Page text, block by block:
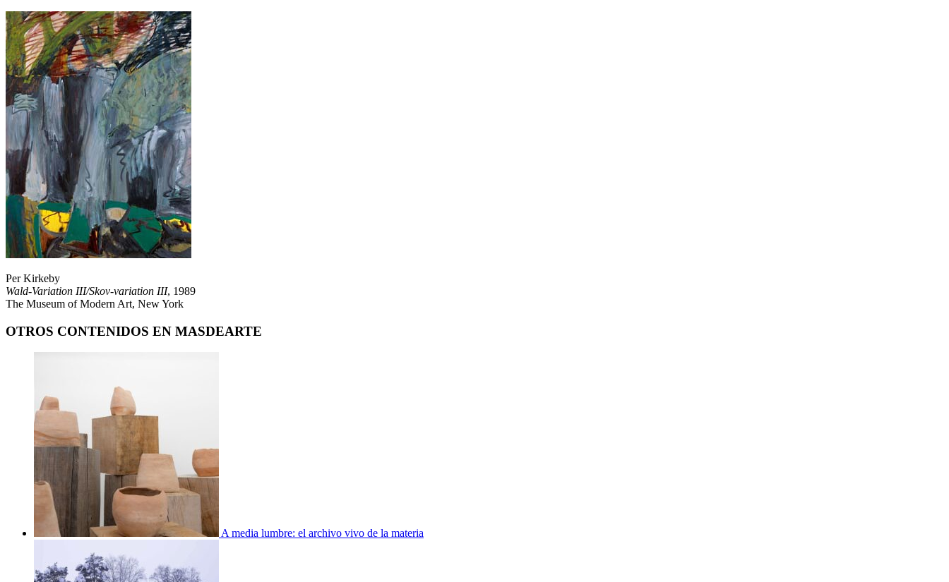
Per Kirkeby
Wald-Variation III/Skov-variation III, 1989
The Museum of Modern Art, New York
OTROS CONTENIDOS EN MASDEARTE
A media lumbre: el archivo vivo de la materia